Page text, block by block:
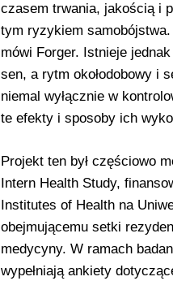
czasem trwania, jakością i
tym ryzykiem
mówi Forger. Istnieje
sen, a rytm okołodobowy i
niemal wyłącznie w
te efekty i sposoby ich
Projekt ten był częściowo
Intern Health Study,
Institutes of Health na
obejmującemu setki
medycyny. W ramach
wypełniają ankiety